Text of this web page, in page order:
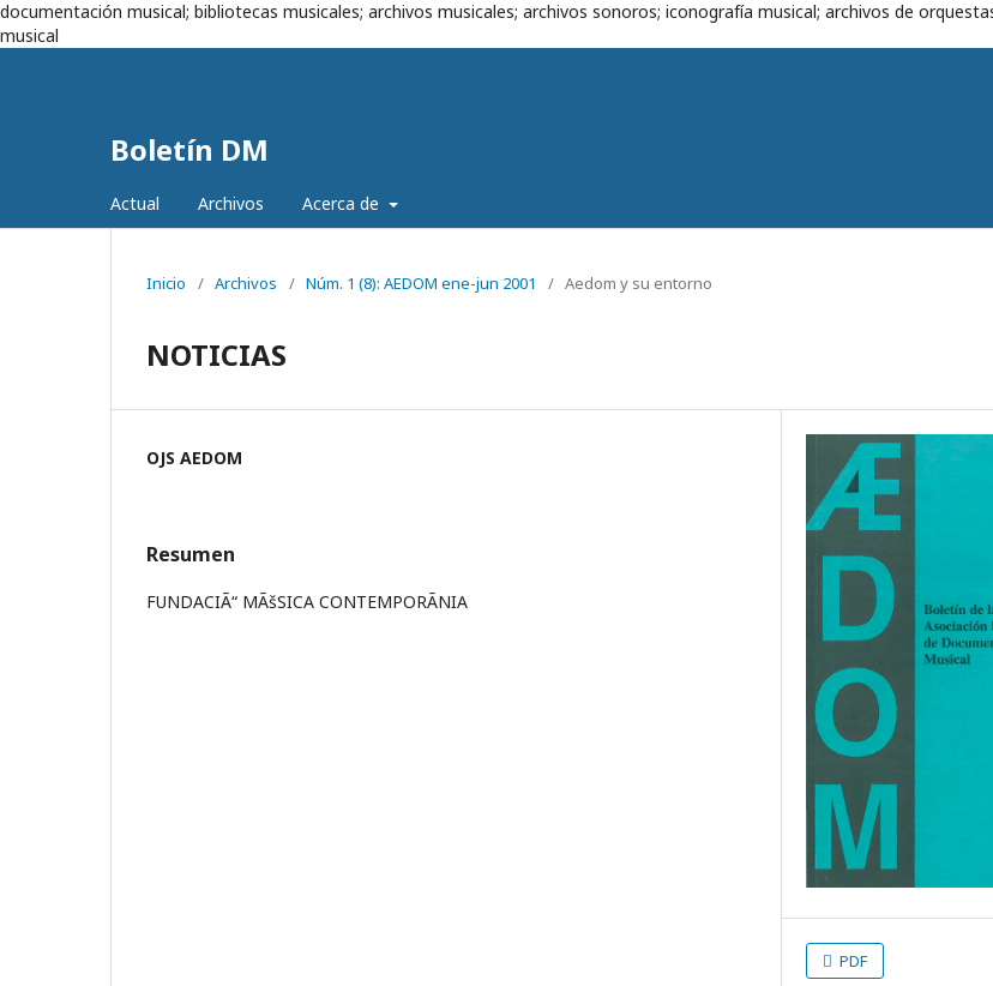
documentación musical; bibliotecas musicales; archivos musicales; archivos sonoros; iconografía musical; archivos de
musical
Boletín DM
Actual Archivos Acerca de
Inicio / Archivos / Núm. 1 (8): AEDOM ene-jun 2001 / Aedom y su entorno
NOTICIAS
OJS AEDOM
Resumen
FUNDACIÃ“ MÃšSICA CONTEMPORÃNIA
PDF